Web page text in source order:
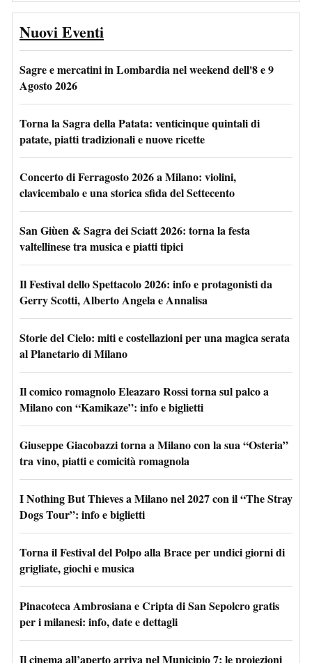
Nuovi Eventi
Sagre e mercatini in Lombardia nel weekend dell'8 e 9
Agosto 2026
Torna la Sagra della Patata: venticinque quintali di
patate, piatti tradizionali e nuove ricette
Concerto di Ferragosto 2026 a Milano: violini,
clavicembalo e una storica sfida del Settecento
San Giùen & Sagra dei Sciatt 2026: torna la festa
valtellinese tra musica e piatti tipici
Il Festival dello Spettacolo 2026: info e protagonisti da
Gerry Scotti, Alberto Angela e Annalisa
Storie del Cielo: miti e costellazioni per una magica serata
al Planetario di Milano
Il comico romagnolo Eleazaro Rossi torna sul palco a
Milano con “Kamikaze”: info e biglietti
Giuseppe Giacobazzi torna a Milano con la sua “Osteria”
tra vino, piatti e comicità romagnola
I Nothing But Thieves a Milano nel 2027 con il “The Stray
Dogs Tour”: info e biglietti
Torna il Festival del Polpo alla Brace per undici giorni di
grigliate, giochi e musica
Pinacoteca Ambrosiana e Cripta di San Sepolcro gratis
per i milanesi: info, date e dettagli
Il cinema all’aperto arriva nel Municipio 7: le proiezioni